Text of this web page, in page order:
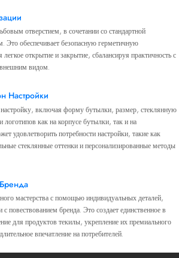
отверстием, в сочетании со стандартной
обеспечивает безопасную герметичную
легкое открытие и закрытие, сбалансируя практичность с
видом.
Настройки
включая форму бутылки, размер, стеклянную
логотипов как на корпусе бутылки, так и на
удовлетворить потребности настройки, такие как
стеклянные оттенки и персонализированные методы
мастерства с помощью индивидуальных деталей,
повествованием бренда. Это создает единственное в
для продуктов текилы, укрепление их премиального
впечатление на потребителей.